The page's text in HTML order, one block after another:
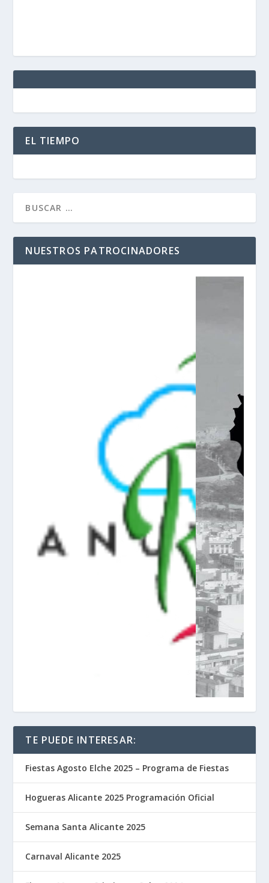
EL TIEMPO
NUESTROS PATROCINADORES
TE PUEDE INTERESAR:
Fiestas Agosto Elche 2025 – Programa de Fiestas
Hogueras Alicante 2025 Programación Oficial
Semana Santa Alicante 2025
Carnaval Alicante 2025